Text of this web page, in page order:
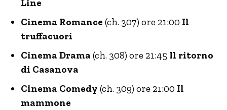
Line
Cinema Romance (ch. 307) ore 21:00 Il
truffacuori
Cinema Drama (ch. 308) ore 21:45 Il ritorno
di Casanova
Cinema Comedy (ch. 309) ore 21:00 Il
mammone